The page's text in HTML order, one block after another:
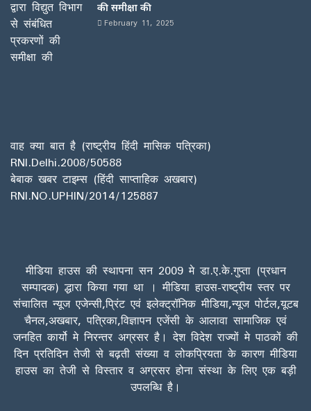
की समीक्षा की
February 11, 2025
वाह क्या बात है (राष्ट्रीय हिंदी मासिक पत्रिका)
RNI.Delhi.2008/50588
बेबाक खबर टाइम्स (हिंदी साप्ताहिक अखबार)
RNI.NO.UPHIN/2014/125887
मीडिया हाउस की स्थापना सन 2009 मे डा.ए.के.गुप्ता (प्रधान
सम्पादक) द्धारा किया गया था । मीडिया हाउस-राष्ट्रीय स्तर पर
संचालित न्यूज एजेन्सी,प्रिंट एवं इलेक्ट्रॉनिक मीडिया,न्यूज पोर्टल,यूटब
चैनल,अखबार, पत्रिका,विज्ञापन एजेंसी के आलावा सामाजिक एवं
जनहित कार्यो मे निरन्तर अग्रसर है। देश विदेश राज्यों मे पाठकों की
दिन प्रतिदिन तेजी से बढ़ती संख्या व लोकप्रियता के कारण मीडिया
हाउस का तेजी से विस्तार व अग्रसर होना संस्था के लिए एक बड़ी
उपलब्धि है।